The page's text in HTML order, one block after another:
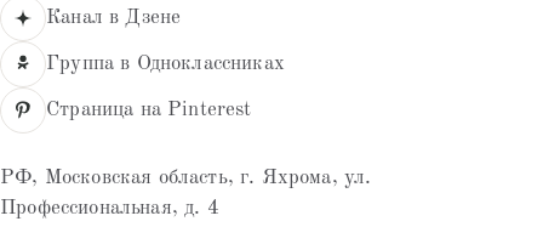
Канал в Дзене
Группа в Одноклассниках
Страница на Pinterest
РФ, Московская область, г. Яхрома, ул.
Профессиональная, д. 4